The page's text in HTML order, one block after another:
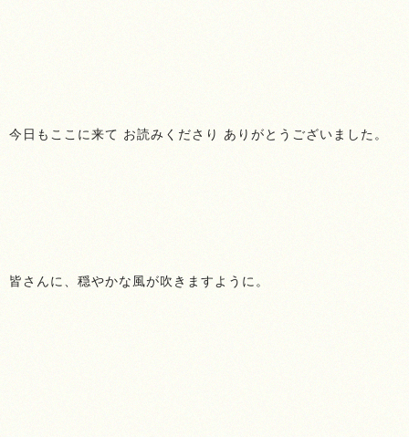
今日もここに来て お読みくださり ありがとうございました。
皆さんに、穏やかな風が吹きますように。